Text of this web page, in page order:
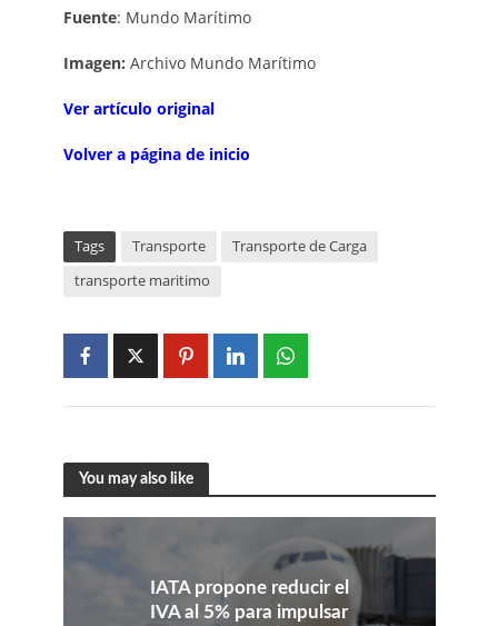
Fuente: Mundo Marítimo
Imagen: Archivo Mundo Marítimo
Ver artículo original
Volver a página de inicio
Tags Transporte
Transporte de Carga
transporte maritimo
You may also like
IATA propone reducir el
IVA al 5% para impulsar